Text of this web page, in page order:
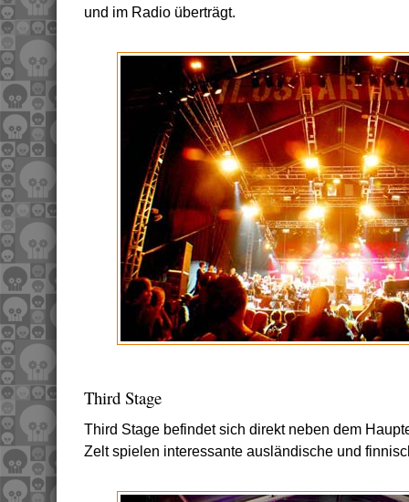
und im Radio überträgt.
Third Stage
Third Stage befindet sich direkt neben dem
Zelt spielen interessante ausländische und